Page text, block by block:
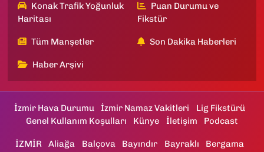
Konak Trafik Yoğunluk
Haritası
Puan Durumu ve
Fikstür
Tüm Manşetler Son Dakika Haberleri
Haber Arşivi
İzmir Hava Durumu İzmir Namaz Vakitleri
Lig Fikstürü
Genel Kullanım Koşulları
Künye İletişim Podcast
İZMİR Aliağa Balçova Bayındır Bayraklı
Bergama